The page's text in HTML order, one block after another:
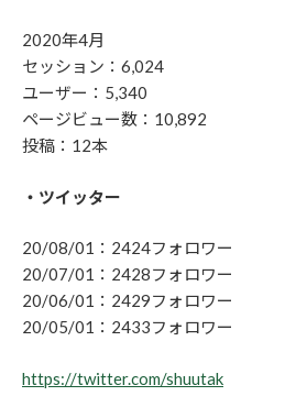
2020年4月
セッション：6,024
ユーザー：5,340
ページビュー数：10,892
投稿：12本
・ツイッター
20/08/01：2424フォロワー
20/07/01：2428フォロワー
20/06/01：2429フォロワー
20/05/01：2433フォロワー
https://twitter.com/shuutak